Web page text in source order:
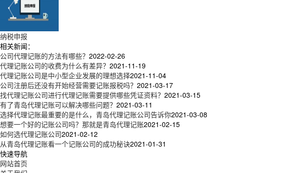
纳税申报
相关新闻：
公司代理记账的方法有哪些？ 2022-02-26
代理记账公司的收费为什么有差异？ 2021-11-19
代理记账公司是中小型企业发展的理想选择2021-11-04
公司注册后还没有开始经营需要记账报税吗？ 2021-03-17
找代理记账公司进行代理记账需要提供哪些凭证资料？ 2021-03-15
有了青岛代理记账可以解决哪些问题？ 2021-03-11
选择代理记账最重要的是什么，青岛代理记账公司告诉你2021-03-08
想要一个好的记账公司吗？那就是青岛代理记账2021-02-15
如何选代理记账公司2021-02-12
从青岛代理记账看一个记账公司的成功秘诀2021-01-31
快速导航
网站首页